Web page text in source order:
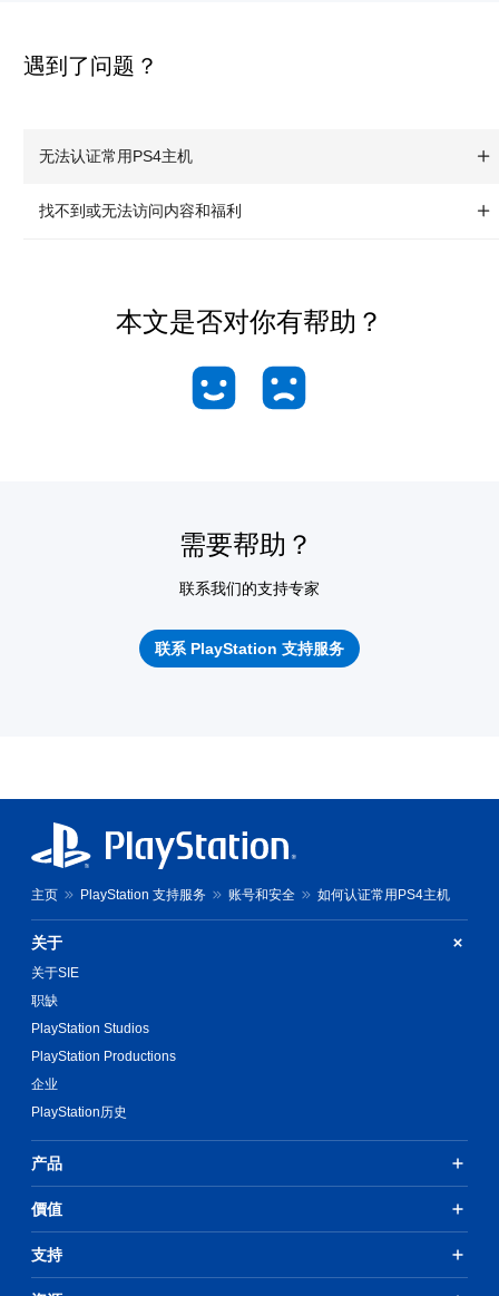
遇到了问题？
无法认证常用PS4主机
找不到或无法访问内容和福利
本文是否对你有帮助？
需要帮助？
联系我们的支持专家
联系 PlayStation 支持服务
主页 PlayStation 支持服务 账号和安全 如何认证常用PS4主机
关于
关于SIE
职缺
PlayStation Studios
PlayStation Productions
企业
PlayStation历史
产品
價值
支持